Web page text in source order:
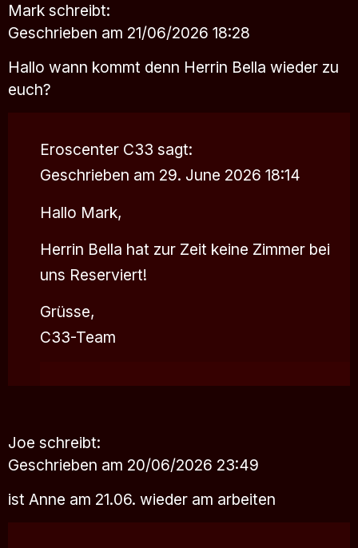
Mark schreibt:
Geschrieben am 21/06/2026 18:28
Hallo wann kommt denn Herrin Bella wieder zu
euch?
Eroscenter C33 sagt:
Geschrieben am 29. June 2026 18:14
Hallo Mark,
Herrin Bella hat zur Zeit keine Zimmer bei
uns Reserviert!
Grüsse,
C33-Team
Joe schreibt:
Geschrieben am 20/06/2026 23:49
ist Anne am 21.06. wieder am arbeiten